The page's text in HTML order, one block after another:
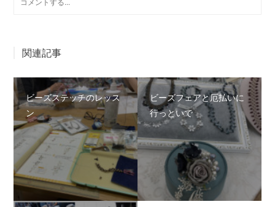
関連記事
ビーズステッチのレッス
ン
ビーズフェアと厄払いに
行っといで